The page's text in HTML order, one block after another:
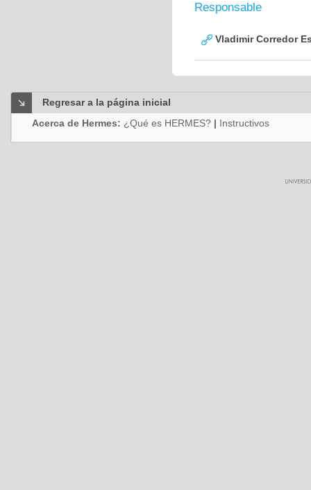
Responsable
Vladimir Corredor
Regresar a la página inicial
Acerca de Hermes: ¿Qué es HERMES? | Instructivos